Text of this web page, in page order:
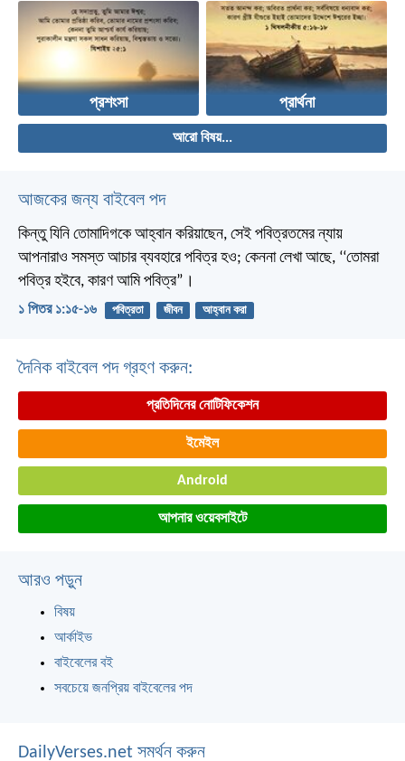
প্রশংসা প্রার্থনা
আরো বিষয়...
আজকের জন্য বাইবেল পদ
কিন্তু যিনি তোমাদিগকে আহ্বান করিয়াছেন, সেই পবিত্রতমের ন্যায়
আপনারাও সমস্ত আচার ব্যবহারে পবিত্র হও; কেননা লেখা আছে, ‘‘তোমরা
পবিত্র হইবে, কারণ আমি পবিত্র”।
১ পিতর ১:১৫-১৬ পবিত্রতা জীবন আহ্বান করা
দৈনিক বাইবেল পদ গ্রহণ করুন:
প্রতিদিনের নোটিফিকেশন
ইমেইল
Android
আপনার ওয়েবসাইটে
আরও পড়ুন
বিষয়
আর্কাইভ
বাইবেলের বই
সবচেয়ে জনপ্রিয় বাইবেলের পদ
DailyVerses.net সমর্থন করুন